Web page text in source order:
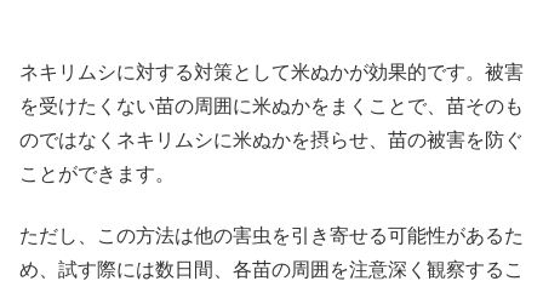
ネキリムシに対する対策として米ぬかが効果的です。被害
を受けたくない苗の周囲に米ぬかをまくことで、苗そのも
のではなくネキリムシに米ぬかを摂らせ、苗の被害を防ぐ
ことができます。
ただし、この方法は他の害虫を引き寄せる可能性があるた
め、試す際には数日間、各苗の周囲を注意深く観察するこ